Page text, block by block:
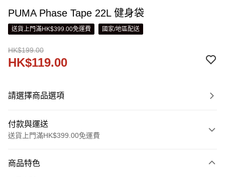
PUMA Phase Tape 22L 健身袋
送貨上門滿HK$399.00免運費 國家/地區配送
HK$199.00
HK$119.00
請選擇商品選項
付款與運送
送貨上門滿HK$399.00免運費
信用卡
商品特色